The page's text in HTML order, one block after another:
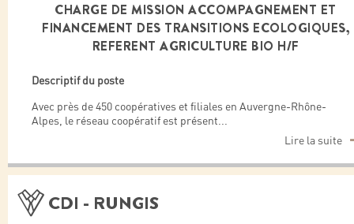
CHARGE DE MISSION ACCOMPAGNEMENT ET
FINANCEMENT DES TRANSITIONS ECOLOGIQUES,
REFERENT AGRICULTURE BIO H/F
Descriptif du poste
Avec près de 450 coopératives et filiales en Auvergne-Rhône-
Alpes, le réseau coopératif est présent...
Lire la suite
CDI - RUNGIS